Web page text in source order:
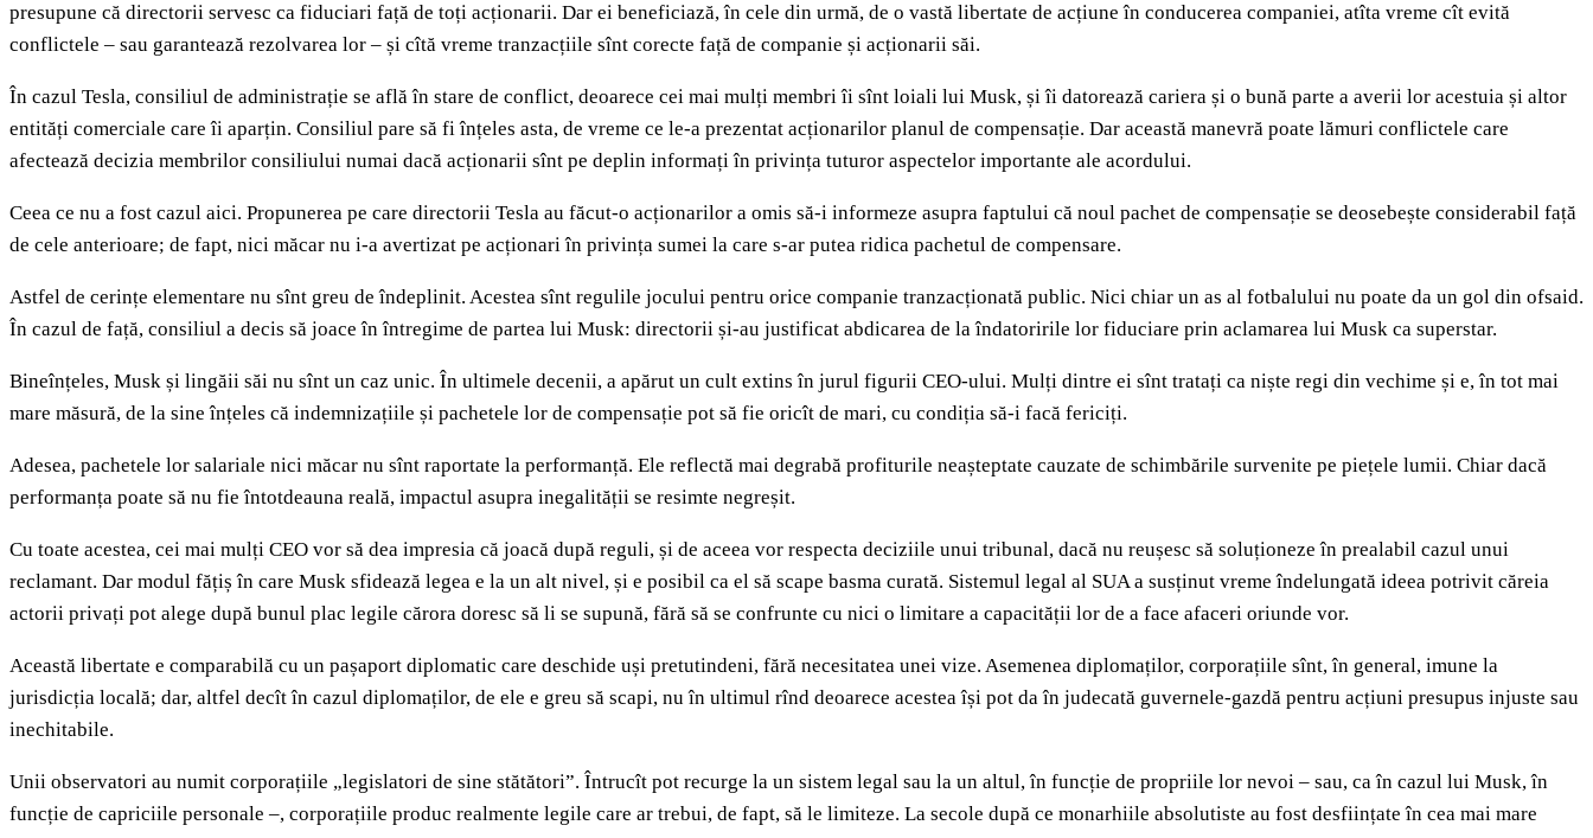
presupune că directorii servesc ca fiduciari față de toți acționarii. Dar ei beneficiază, în cele din urmă, de o vastă libertate de acțiune în conducerea companiei, atîta vreme cît evită
conflictele – sau garantează rezolvarea lor – și cîtă vreme tranzacțiile sînt corecte față de companie și acționarii săi.
În cazul Tesla, consiliul de administrație se află în stare de conflict, deoarece cei mai mulți membri îi sînt loiali lui Musk, și îi datorează cariera și o bună parte a averii lor acestuia și altor
entități comerciale care îi aparțin. Consiliul pare să fi înțeles asta, de vreme ce le-a prezentat acționarilor planul de compensație. Dar această manevră poate lămuri conflictele care
afectează decizia membrilor consiliului numai dacă acționarii sînt pe deplin informați în privința tuturor aspectelor importante ale acordului.
Ceea ce nu a fost cazul aici. Propunerea pe care directorii Tesla au făcut-o acționarilor a omis să-i informeze asupra faptului că noul pachet de compensație se deosebește considerabil față
de cele anterioare; de fapt, nici măcar nu i-a avertizat pe acționari în privința sumei la care s-ar putea ridica pachetul de compensare.
Astfel de cerințe elementare nu sînt greu de îndeplinit. Acestea sînt regulile jocului pentru orice companie tranzacționată public. Nici chiar un as al fotbalului nu poate da un gol din ofsaid.
În cazul de față, consiliul a decis să joace în întregime de partea lui Musk: directorii și-au justificat abdicarea de la îndatoririle lor fiduciare prin aclamarea lui Musk ca superstar.
Bineînțeles, Musk și lingăii săi nu sînt un caz unic. În ultimele decenii, a apărut un cult extins în jurul figurii CEO-ului. Mulți dintre ei sînt tratați ca niște regi din vechime și e, în tot mai
mare măsură, de la sine înțeles că indemnizațiile și pachetele lor de compensație pot să fie oricît de mari, cu condiția să-i facă fericiți.
Adesea, pachetele lor salariale nici măcar nu sînt raportate la performanță. Ele reflectă mai degrabă profiturile neașteptate cauzate de schimbările survenite pe piețele lumii. Chiar dacă
performanța poate să nu fie întotdeauna reală, impactul asupra inegalității se resimte negreșit.
Cu toate acestea, cei mai mulți CEO vor să dea impresia că joacă după reguli, și de aceea vor respecta deciziile unui tribunal, dacă nu reușesc să soluționeze în prealabil cazul unui
reclamant. Dar modul fățiș în care Musk sfidează legea e la un alt nivel, și e posibil ca el să scape basma curată. Sistemul legal al SUA a susținut vreme îndelungată ideea potrivit căreia
actorii privați pot alege după bunul plac legile cărora doresc să li se supună, fără să se confrunte cu nici o limitare a capacității lor de a face afaceri oriunde vor.
Această libertate e comparabilă cu un pașaport diplomatic care deschide uși pretutindeni, fără necesitatea unei vize. Asemenea diplomaților, corporațiile sînt, în general, imune la
jurisdicția locală; dar, altfel decît în cazul diplomaților, de ele e greu să scapi, nu în ultimul rînd deoarece acestea își pot da în judecată guvernele-gazdă pentru acțiuni presupus injuste sau
inechitabile.
Unii observatori au numit corporațiile „legislatori de sine stătători”. Întrucît pot recurge la un sistem legal sau la un altul, în funcție de propriile lor nevoi – sau, ca în cazul lui Musk, în
funcție de capriciile personale –, corporațiile produc realmente legile care ar trebui, de fapt, să le limiteze. La secole după ce monarhiile absolutiste au fost desființate în cea mai mare